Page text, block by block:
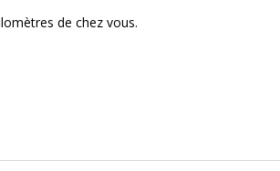
de chez vous.